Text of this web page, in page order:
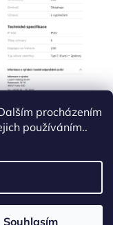
procházením
používáním..
Souhlasím
práva vyhrazena.